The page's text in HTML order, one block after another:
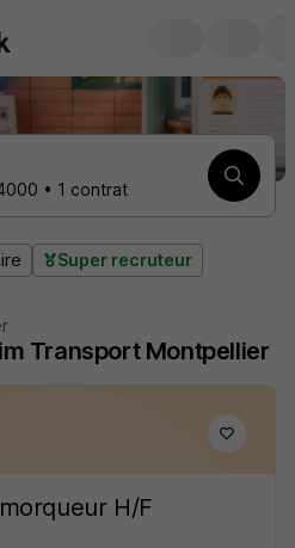
• 1 contrat
Super recruteur
Transport Montpellier
H/F